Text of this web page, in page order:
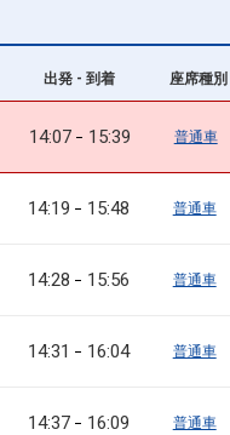
出発 - 到着 座席種別
14:07 15:39 普通車
14:19 15:48 普通車
14:28 15:56 普通車
14:31 16:04 普通車
14:37 16:09 普通車